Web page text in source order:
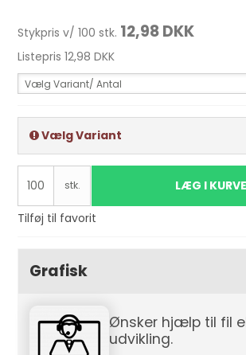
Stykpris v/ 100 stk. 12,98 DKK
Listepris 12,98 DKK
Vælg Variant/ Antal
Vælg Variant
stk. LÆG I
Tilføj til favorit
Grafisk
Ønsker hjælp til fil
udvikling.